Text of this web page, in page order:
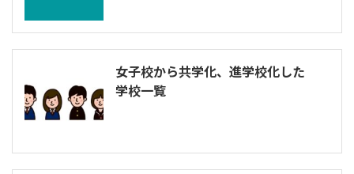
女子校から共学化、進学校化した
学校一覧